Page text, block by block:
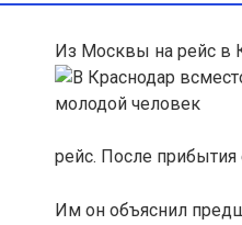
Из Москвы на рейс в
рейс. После
Им он объяснил